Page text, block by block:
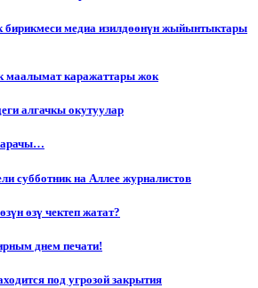
бирикмеси медиа изилдөөнүн жыйынтыктары
маалымат каражаттары жок
алгачкы окутуулар
субботник на Аллее журналистов
өзү чектеп жатат?
днем печати!
под угрозой закрытия